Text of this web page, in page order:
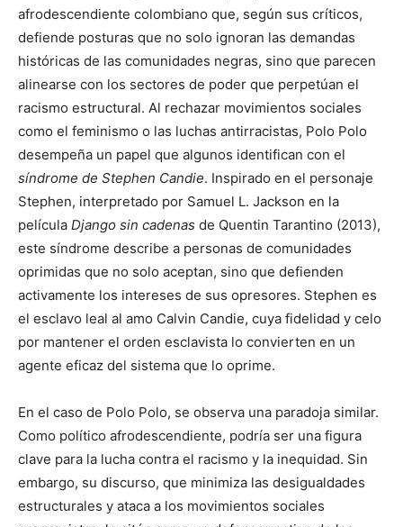
afrodescendiente colombiano que, según sus críticos,
defiende posturas que no solo ignoran las demandas
históricas de las comunidades negras, sino que parecen
alinearse con los sectores de poder que perpetúan el
racismo estructural. Al rechazar movimientos sociales
como el feminismo o las luchas antirracistas, Polo Polo
desempeña un papel que algunos identifican con el
síndrome de Stephen Candie. Inspirado en el personaje
Stephen, interpretado por Samuel L. Jackson en la
película Django sin cadenas de Quentin Tarantino (2013),
este síndrome describe a personas de comunidades
oprimidas que no solo aceptan, sino que defienden
activamente los intereses de sus opresores. Stephen es
el esclavo leal al amo Calvin Candie, cuya fidelidad y celo
por mantener el orden esclavista lo convierten en un
agente eficaz del sistema que lo oprime.
En el caso de Polo Polo, se observa una paradoja similar.
Como político afrodescendiente, podría ser una figura
clave para la lucha contra el racismo y la inequidad. Sin
embargo, su discurso, que minimiza las desigualdades
estructurales y ataca a los movimientos sociales